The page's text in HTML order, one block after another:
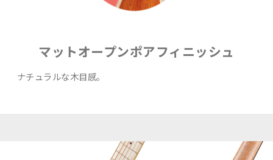
マットオープンポアフィニッシュ
ナチュラルな木目感｡